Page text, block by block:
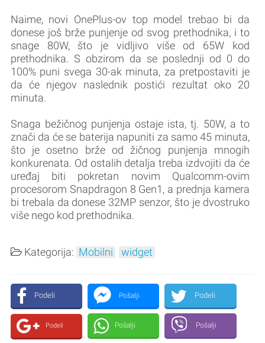
Naime, novi OnePlus-ov top model trebao bi da
donese još brže punjenje od svog prethodnika, i to
snage 80W, što je vidljivo više od 65W kod
prethodnika. S obzirom da se poslednji od 0 do
100% puni svega 30-ak minuta, za pretpostaviti je
da će njegov naslednik postići rezultat oko 20
minuta.
Snaga bežičnog punjenja ostaje ista, tj. 50W, a to
znači da će se baterija napuniti za samo 45 minuta,
što je osetno brže od žičnog punjenja mnogih
konkurenata. Od ostalih detalja treba izdvojiti da će
uređaj biti pokretan novim Qualcomm-ovim
procesorom Snapdragon 8 Gen1, a prednja kamera
bi trebala da donese 32MP senzor, što je dvostruko
više nego kod prethodnika.
Kategorija: Mobilni widget
Podeli Pošalji Podeli
Podeli Pošalji Pošalji